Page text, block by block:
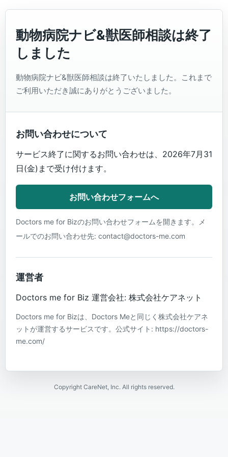
動物病院ナビ&獣医師相談は終了
しました
動物病院ナビ&獣医師相談は終了いたしました。これまで
ご利用いただき誠にありがとうございました。
お問い合わせについて
サービス終了に関するお問い合わせは、2026年7月31
日(金)まで受け付けます。
お問い合わせフォームへ
Doctors me for Bizのお問い合わせフォームを開きます。メ
ールでのお問い合わせ先: contact@doctors-me.com
運営者
Doctors me for Biz 運営会社: 株式会社ケアネット
Doctors me for Bizは、Doctors Meと同じく株式会社ケアネ
ットが運営するサービスです。公式サイト: https://doctors-
me.com/
Copyright CareNet, Inc. All rights reserved.